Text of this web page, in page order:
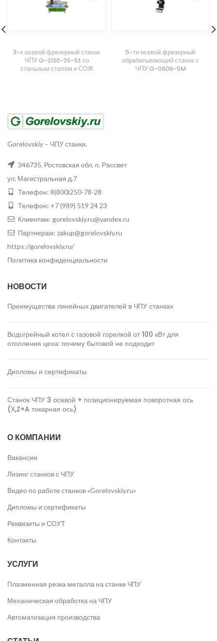
3-х осевой фрезерный станок
ЧПУ G-2130-3S-St со
стальным столом и СОЖ
5-ти осевой фрезерный
обрабатывающий станок с
ЧПУ G-0606-5M
Gorelovskiy – ЧПУ станки.
346735, Ростовская обл, п. Рассвет
ул. Магистральная д.7
Телефон: 8(800)250-78-28
Телефон: +7 (989) 519 24 23
Клиентам: gorelovskiy.ru@yandex.ru
Партнерам: zakup@gorelovskiy.ru
https://gorelovskiy.ru/
Политика конфиденциальности
НОВОСТИ
Преимущества линейных двигателей в ЧПУ станках
Водогрейный котел с газовой горелкой от 100 кВт для
отопления цеха: почему бытовой не подходит
Дипломы и сертификаты
Станок ЧПУ 3 осевой + позиционируемая поворотная ось
(Х,Z+A токарная ось)
О КОМПАНИИ
Вакансии
Лизинг станков с ЧПУ
Видео по работе станков «Gorelovskiy.ru»
Дипломы и сертификаты
Реквизиты и СОУТ
Контакты
УСЛУГИ
Плазменная резка металла на станке ЧПУ
Механическая обработка на ЧПУ
Автоматизация производства